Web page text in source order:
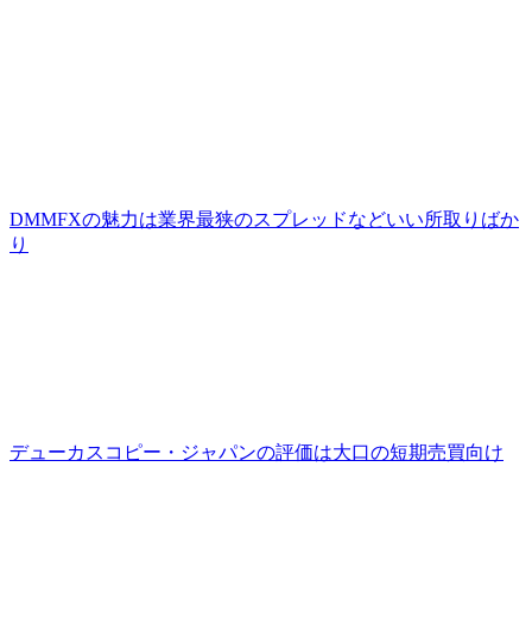
DMMFXの魅力は業界最狭のスプレッドなどいい所取りばか
り
デューカスコピー・ジャパンの評価は大口の短期売買向け